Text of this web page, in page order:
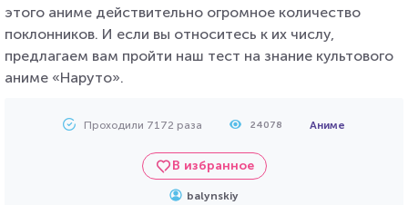
этого аниме действительно огромное количество
поклонников. И если вы относитесь к их числу,
предлагаем вам пройти наш тест на знание культового
аниме «Наруто».
Проходили 7172 раза 24078 Аниме
В избранное
balynskiy